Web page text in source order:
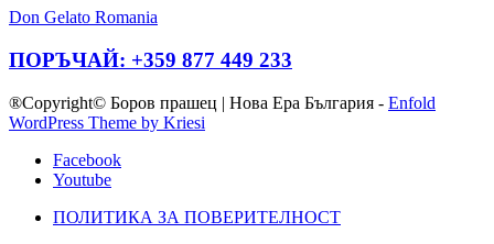
Don Gelato Romania
ПОРЪЧАЙ: +359 877 449 233
®Copyright© Боров прашец | Нова Ера България - Enfold
WordPress Theme by Kriesi
Facebook
Youtube
ПОЛИТИКА ЗА ПОВЕРИТЕЛНОСТ